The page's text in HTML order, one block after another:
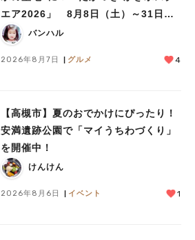
エア2026」 8月8日（土）～31日
（月）バンハル
2026年8月7日 グルメ 4
【高槻市】夏のおでかけにぴったり！
安満遺跡公園で「マイうちわづくり」
を開催中！
けんけん
2026年8月6日 イベント 1
人気のキーワード